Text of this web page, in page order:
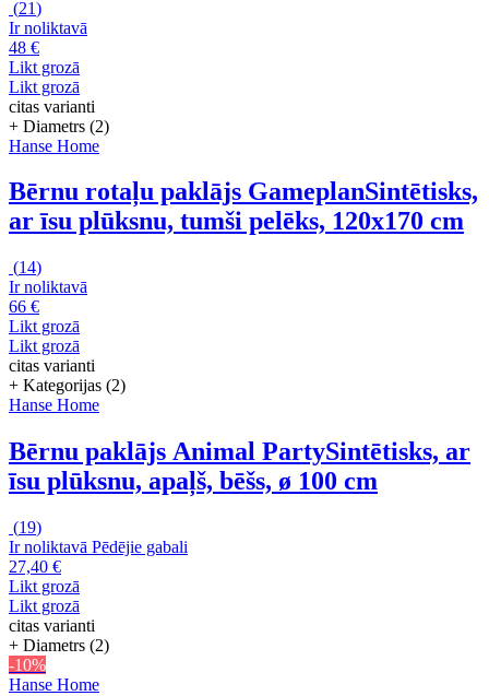
(21)
Ir noliktavā
48 €
Likt grozā
Likt grozā
citas varianti
+ Diametrs (2)
Hanse Home
Bērnu rotaļu paklājs GameplanSintētisks,
ar īsu plūksnu, tumši pelēks, 120x170 cm
(14)
Ir noliktavā
66 €
Likt grozā
Likt grozā
citas varianti
+ Kategorijas (2)
Hanse Home
Bērnu paklājs Animal PartySintētisks, ar
īsu plūksnu, apaļš, bēšs, ø 100 cm
(19)
Ir noliktavā Pēdējie gabali
27,40 €
Likt grozā
Likt grozā
citas varianti
+ Diametrs (2)
-10%
Hanse Home